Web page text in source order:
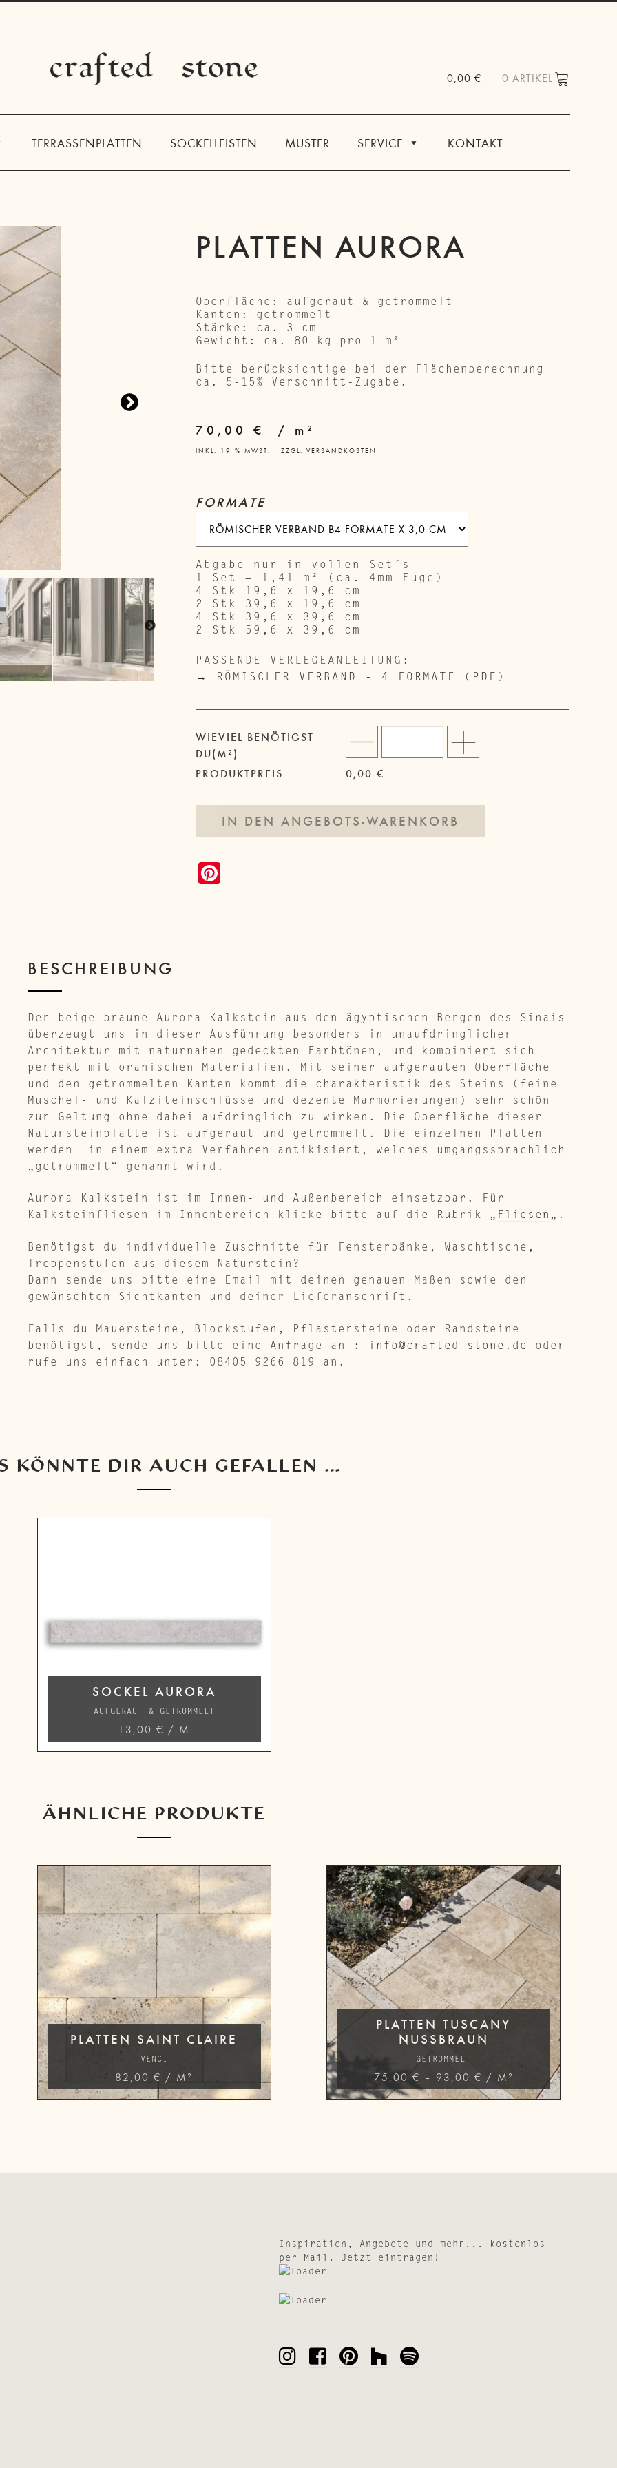
0,00€ 0 ARTIKEL
TERRASSENPLATTEN SOCKELLEISTEN MUSTER SERVICE KONTAKT
PLATTEN AURORA
Oberfläche: aufgeraut & getrommelt
Kanten: getrommelt
Stärke: ca. 3 cm
Gewicht: ca. 80 kg pro 1 m²
Bitte berücksichtige bei der Flächenberechnung
ca. 5-15% Verschnitt-Zugabe.
70,00€ / m²
INKL. 19 % MWST. ZZGL.VERSANDKOSTEN
FORMATE
Abgabe nur in vollen Set´s
1 Set = 1,41 m² (ca. 4mm Fuge)
4 Stk 19,6 x 19,6 cm
2 Stk 39,6 x 19,6 cm
4 Stk 39,6 x 39,6 cm
2 Stk 59,6 x 39,6 cm
PASSENDE VERLEGEANLEITUNG:
→ RÖMISCHER VERBAND - 4 FORMATE (PDF)
WIEVIEL BENÖTIGST
DU(M²)
PRODUKTPREIS
0,00 €
IN DEN ANGEBOTS-WARENKORB
s
t
BESCHREIBUNG
Der beige-braune Aurora Kalkstein aus den ägyptischen Bergen des Sinais
überzeugt uns in dieser Ausführung besonders in unaufdringlicher
Architektur mit naturnahen gedeckten Farbtönen, und kombiniert sich
perfekt mit oranischen Materialien. Mit seiner aufgerauten Oberfläche
und den getrommelten Kanten kommt die charakteristik des Steins (feine
Muschel- und Kalziteinschlüsse und dezente Marmorierungen) sehr schön
zur Geltung ohne dabei aufdringlich zu wirken. Die Oberfläche dieser
Natursteinplatte ist aufgeraut und getrommelt. Die einzelnen Platten
werden in einem extra Verfahren antikisiert, welches umgangssprachlich
„getrommelt“ genannt wird.
Aurora Kalkstein ist im Innen- und Außenbereich einsetzbar. Für
Kalksteinfliesen im Innenbereich klicke bitte auf die Rubrik „ Fliesen „.
Benötigst du individuelle Zuschnitte für Fensterbänke, Waschtische,
Treppenstufen aus diesem Naturstein?
Dann sende uns bitte eine Email mit deinen genauen Maßen sowie den
gewünschten Sichtkanten und deiner Lieferanschrift.
Falls du Mauersteine, Blockstufen, Pflastersteine oder Randsteine
benötigst, sende uns bitte eine Anfrage an : info@crafted-stone.de oder
rufe uns einfach unter: 08405 9266 819 an.
KÖNNTE DIR AUCH GEFALLEN …
SOCKEL AURORA
AUFGERAUT & GETROMMELT
13,00€ / M
ÄHNLICHE PRODUKTE
PLATTEN SAINT CLAIRE
VENCI
82,00€ / M²
PLATTEN TUSCANY
NUSSBRAUN
GETROMMELT
75,00€ – 93,00 € / M²
Inspiration, Angebote und mehr... kostenlos
per Mail. Jetzt eintragen!